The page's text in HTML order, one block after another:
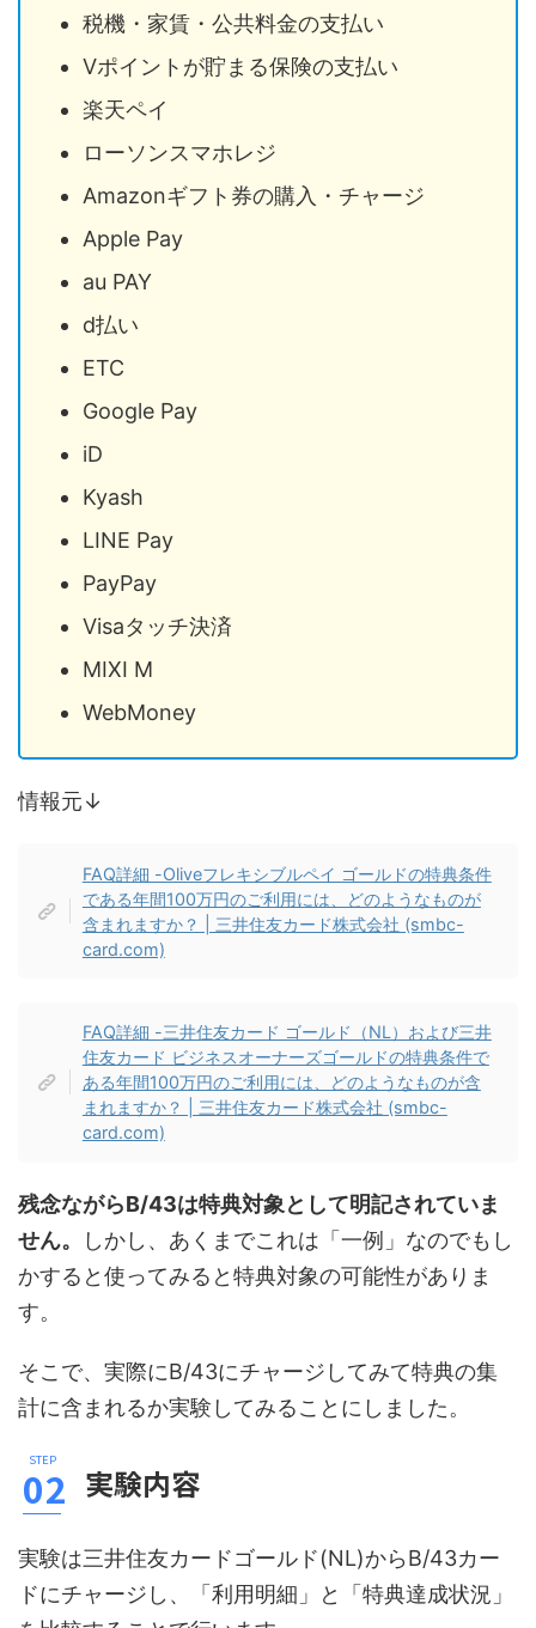
税機・家賃・公共料金の支払い
Vポイントが貯まる保険の支払い
楽天ペイ
ローソンスマホレジ
Amazonギフト券の購入・チャージ
Apple Pay
au PAY
d払い
ETC
Google Pay
iD
Kyash
LINE Pay
PayPay
Visaタッチ決済
MIXI M
WebMoney
情報元↓
FAQ詳細 -Oliveフレキシブルペイ ゴールドの特典条件
である年間100万円のご利用には、どのようなものが
含まれますか？ | 三井住友カード株式会社 (smbc-
card.com)
FAQ詳細 -三井住友カード ゴールド（NL）および三井
住友カード ビジネスオーナーズゴールドの特典条件で
ある年間100万円のご利用には、どのようなものが含
まれますか？ | 三井住友カード株式会社 (smbc-
card.com)
残念ながらB/43は特典対象として明記されていま
せん。
しかし、あくまでこれは「一例」なのでもし
かすると使ってみると特典対象の可能性がありま
す。
そこで、実際にB/43にチャージしてみて特典の集
計に含まれるか実験してみることにしました。
実験内容
実験は三井住友カードゴールド(NL)からB/43カー
ドにチャージし、「利用明細」と「特典達成状況」